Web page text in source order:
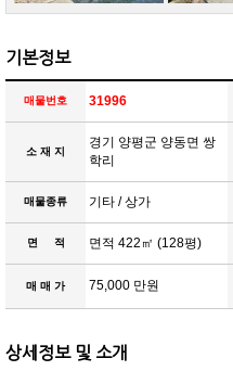
기본정보
매물번호 31996
소 재 지
경기 양평군 양동면 쌍
학리
매물종류 기타 / 상가
면 적 면적 422㎡ (128평)
매 매 가 75,000 만원
상세정보 및 소개